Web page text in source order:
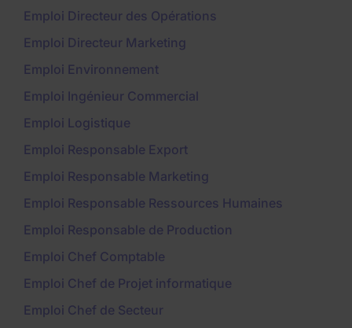
Emploi Directeur des Opérations
Emploi Directeur Marketing
Emploi Environnement
Emploi Ingénieur Commercial
Emploi Logistique
Emploi Responsable Export
Emploi Responsable Marketing
Emploi Responsable Ressources Humaines
Emploi Responsable de Production
Emploi Chef Comptable
Emploi Chef de Projet informatique
Emploi Chef de Secteur